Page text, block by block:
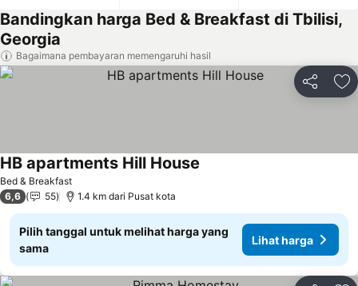
Bandingkan harga Bed & Breakfast di Tbilisi,
Georgia
Bagaimana pembayaran memengaruhi hasil
Bagikan
Bed & Breakfast
HB apartments Hill House
6,6 55 1.4 km dari Pusat kota
Pilih tanggal untuk melihat harga yang
sama
Lihat harga